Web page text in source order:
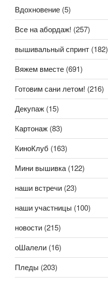
Вдохновение (5)
Все на абордаж! (257)
вышивальный спринт (182)
Вяжем вместе (691)
Готовим сани летом! (216)
Декупаж (15)
Картонаж (83)
КиноКлуб (163)
Мини вышивка(122)
наши встречи (23)
наши участницы (100)
новости (215)
оШалели (16)
Пледы (203)